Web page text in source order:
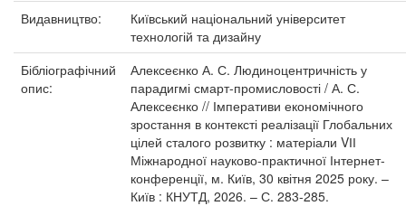
Видавництво:
Київський національний університет
технологій та дизайну
Бібліографічний
опис:
Алексеєнко А. С. Людиноцентричність у
парадигмі смарт-промисловості / А. С.
Алексеєнко // Імперативи економічного
зростання в контексті реалізації Глобальних
цілей сталого розвитку : матеріали VІІ
Міжнародної науково-практичної Інтернет-
конференції, м. Київ, 30 квітня 2025 року. –
Київ : КНУТД, 2026. – С. 283-285.